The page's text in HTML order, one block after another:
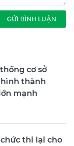
GỬI BÌNH LUẬN
cơ sở
thành
mạnh
thi lại cho